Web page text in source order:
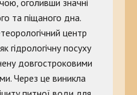
та піщаного дна.
центр
гідрологічну посуху
довгостроковими
Через це виникла